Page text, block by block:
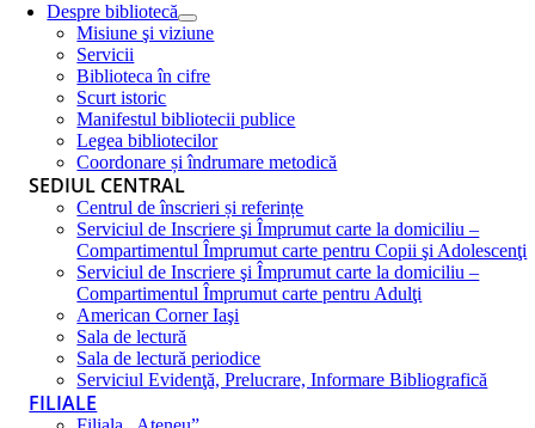
Despre bibliotecă
Misiune şi viziune
Servicii
Biblioteca în cifre
Scurt istoric
Manifestul bibliotecii publice
Legea bibliotecilor
Coordonare și îndrumare metodică
SEDIUL CENTRAL
Centrul de înscrieri și referințe
Serviciul de Inscriere şi Împrumut carte la domiciliu –
Compartimentul Împrumut carte pentru Copii şi Adolescenţi
Serviciul de Inscriere şi Împrumut carte la domiciliu –
Compartimentul Împrumut carte pentru Adulţi
American Corner Iaşi
Sala de lectură
Sala de lectură periodice
Serviciul Evidenţă, Prelucrare, Informare Bibliografică
FILIALE